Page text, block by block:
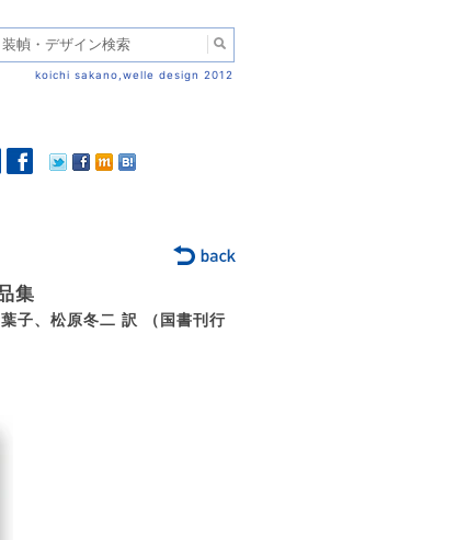
koichi sakano,welle design 2012
集
子、松原冬二 訳 （国書刊行